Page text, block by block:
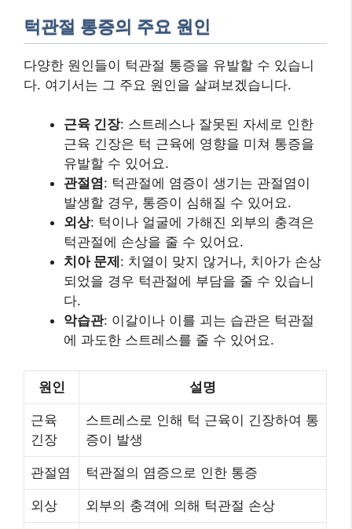
턱관절 통증의 주요 원인
다양한 원인들이 턱관절 통증을 유발할 수 있습니
다. 여기서는 그 주요 원인을 살펴보겠습니다.
근육 긴장: 스트레스나 잘못된 자세로 인한
근육 긴장은 턱 근육에 영향을 미쳐 통증을
유발할 수 있어요.
관절염: 턱관절에 염증이 생기는 관절염이
발생할 경우, 통증이 심해질 수 있어요.
외상: 턱이나 얼굴에 가해진 외부의 충격은
턱관절에 손상을 줄 수 있어요.
치아 문제 : 치열이 맞지 않거나, 치아가 손상
되었을 경우 턱관절에 부담을 줄 수 있습니
다.
악습관: 이갈이나 이를 괴는 습관은 턱관절
에 과도한 스트레스를 줄 수 있어요.
원인 설명
근육
긴장
스트레스로 인해 턱 근육이 긴장하여 통
증이 발생
관절염 턱관절의 염증으로 인한 통증
외상 외부의 충격에 의해 턱관절 손상